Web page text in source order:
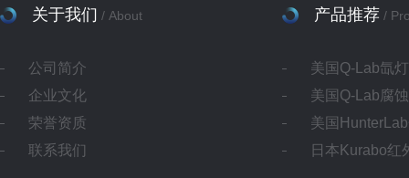
关于我们 / About
公司简介
企业文化
荣誉资质
联系我们
产品推荐 /
美国Q-Lab氙
美国Q-Lab腐
美国
日本Kurabo红